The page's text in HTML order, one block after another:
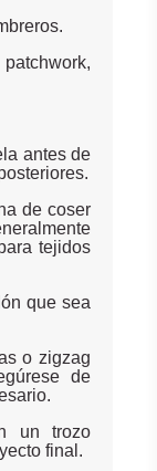
antes de
de coser
tejidos
que sea
o zigzag
de
un trozo
final.